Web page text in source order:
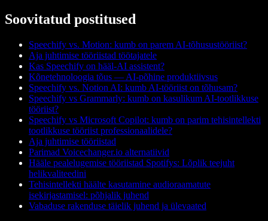
Soovitatud postitused
Speechify vs. Motion: kumb on parem AI-tõhusustööriist?
Aja juhtimise tööriistad töötajatele
Kas Speechify on hääl-AI assistent?
Kõnetehnoloogia tõus — AI-põhine produktiivsus
Speechify vs. Notion AI: kumb AI-tööriist on tõhusam?
Speechify vs Grammarly: kumb on kasulikum AI-tootlikkuse
tööriist?
Speechify vs Microsoft Copilot: kumb on parim tehisintellekti
tootlikkuse tööriist professionaalidele?
Aja juhtimise tööriistad
Parimad Voicechanger.io alternatiivid
Hääle pealelugemise tööriistad Spotifys: Lõplik teejuht
helikvaliteedini
Tehisintellekti häälte kasutamine audioraamatute
isekirjastamisel: põhjalik juhend
Vabaduse rakenduse täielik juhend ja ülevaated